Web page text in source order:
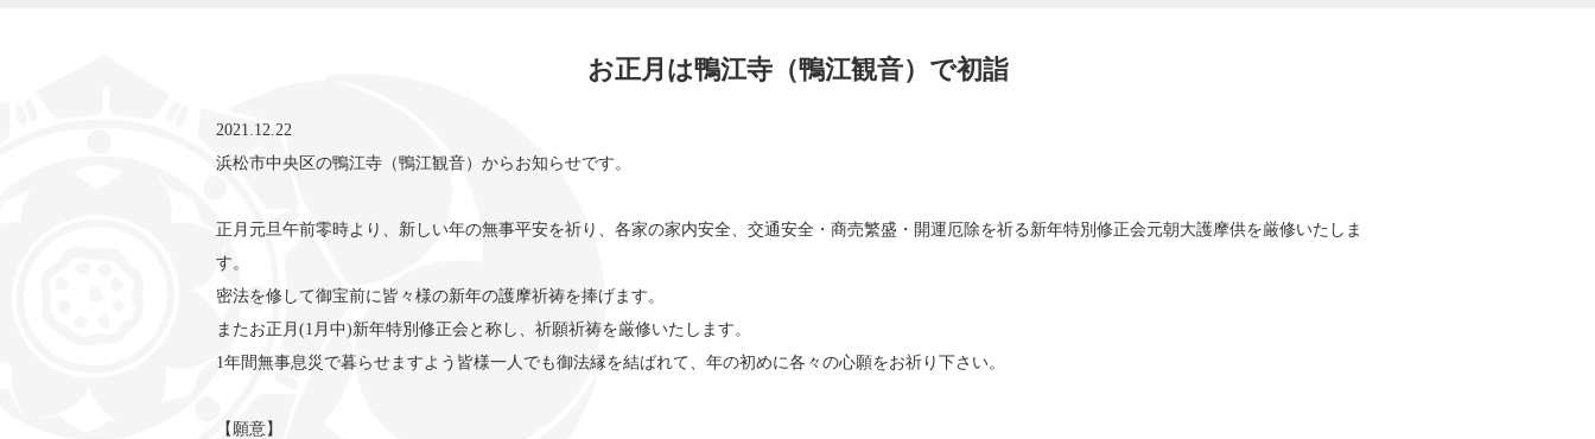
お正月は鴨江寺（鴨江観音）で初詣
2021.12.22
浜松市中央区の鴨江寺（鴨江観音）からお知らせです。
正月元旦午前零時より、新しい年の無事平安を祈り、各家の家内安全、交通安全・商売繁盛・開運厄除を祈る新年特別修正会元朝大護摩供を厳修いたしま
す。
密法を修して御宝前に皆々様の新年の護摩祈祷を捧げます。
またお正月(1月中)新年特別修正会と称し、祈願祈祷を厳修いたします。
1年間無事息災で暮らせますよう皆様一人でも御法縁を結ばれて、年の初めに各々の心願をお祈り下さい。
【願意】